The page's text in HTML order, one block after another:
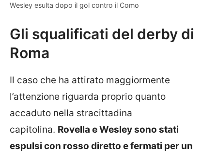
Wesley esulta dopo il gol contro il Como
Gli squalificati del derby di
Roma
Il caso che ha attirato maggiormente
l’attenzione riguarda proprio quanto
accaduto nella stracittadina
capitolina. Rovella e Wesley sono stati
espulsi con rosso diretto e fermati per un